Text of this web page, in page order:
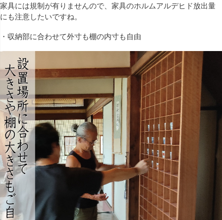
家具には規制が有りませんので、家具のホルムアルデヒド放出量
にも注意したいですね。
・収納部に合わせて外寸も棚の内寸も自由